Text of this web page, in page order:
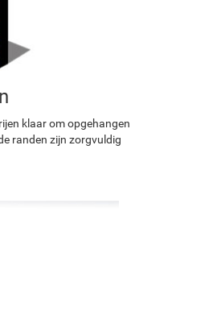
klaar om opgehangen
randen zijn zorgvuldig